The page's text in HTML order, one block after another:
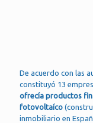
De acuerdo con las
constituyó 13
ofrecía productos
fotovoltaíco
inmobiliario en